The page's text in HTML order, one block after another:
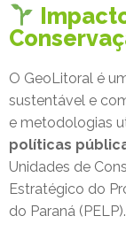
O GeoLitoral é
sustentável e
e metodologias
políticas
Unidades de
Estratégico do
do Paraná (PELP).